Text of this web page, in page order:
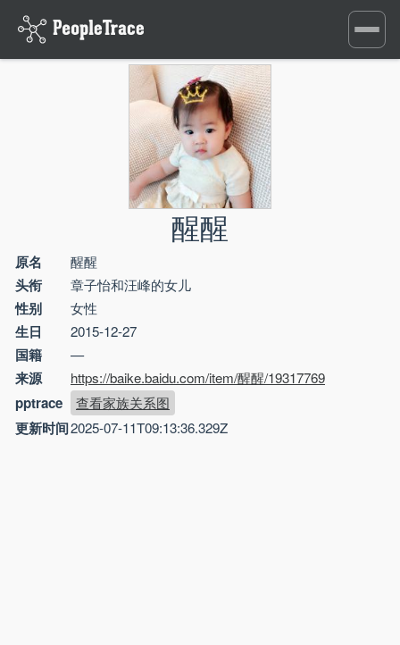
Toggle
醒醒
原名 醒醒
头衔 章子怡和汪峰的女儿
性别 女性
生日 2015-12-27
国籍 —
来源 https://baike.baidu.com/item/醒醒/19317769
pptrace 查看家族关系图
更新时间2025-07-11T09:13:36.329Z